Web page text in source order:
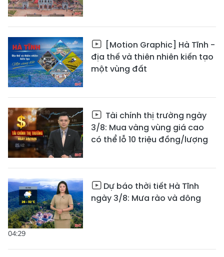
[Motion Graphic] Hà Tĩnh -
địa thế và thiên nhiên kiến tạo
một vùng đất
Tài chính thị trường ngày
3/8: Mua vàng vùng giá cao
có thể lỗ 10 triệu đồng/lượng
04:29
Dự báo thời tiết Hà Tĩnh
ngày 3/8: Mưa rào và dông